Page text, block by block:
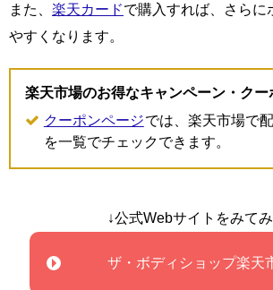
また、 楽天カードで購入すれば、さらに
やすくなります。
楽天市場のお得なキャンペーン・クー
クーポンページでは、楽天市場で
を一覧でチェックできます。
↓公式Webサイトをみて
ザ・ボディショップ楽天